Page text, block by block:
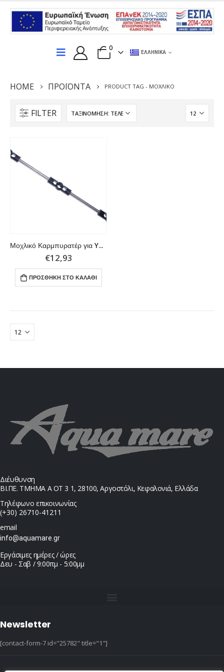
0
ΕΛΛΗΝΙΚΆ
HOME ΠΡΟΪΌΝΤΑ PRODUCT TAG - ΜΟΧΛΙΚΌ
FILTER
Μοχλικό Καρμπυρατέρ για Yamaha 50 έως 70HP
€12,93
ΠΡΟΣΘΉΚΗ ΣΤΟ ΚΑΛΆΘΙ
Διέυθυνση
ΒΙ.ΠΕ. ΤΜΗΜΑ Α ΟΤ 3 1, 28100, Αργοστόλι, Κεφαλονιά, Ελλάδα
Τηλέφωνο επικοινωνίας
(+30) 26710-41211
email
info@aquamare.gr
Εργάσιμες ημέρες / ώρες
Δευ - Σαβ / 9:00πμ - 5:00μμ
Newsletter
[contact-form-7 id="25782" title="1"]